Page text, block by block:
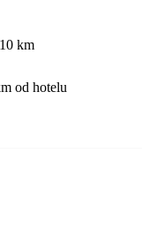
km
od hotelu